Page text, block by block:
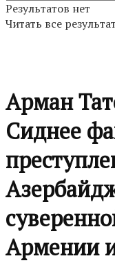
Результатов нет
Читать все
Арман
Сиднее
Армении